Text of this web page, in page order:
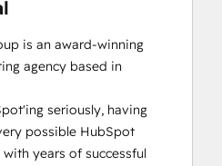
is an award-winning
agency based in
seriously, having
possible HubSpot
years of successful